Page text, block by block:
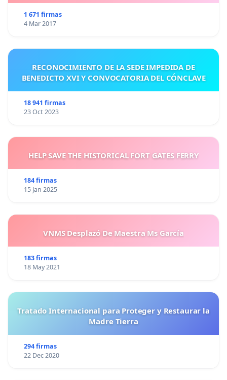
1 671 firmas
4 Mar 2017
RECONOCIMIENTO DE LA SEDE IMPEDIDA DE
BENEDICTO XVI Y CONVOCATORIA DEL CÓNCLAVE
18 941 firmas
23 Oct 2023
HELP SAVE THE HISTORICAL FORT GATES FERRY
184 firmas
15 Jan 2025
VNMS Desplazó De Maestra Ms García
183 firmas
18 May 2021
Tratado Internacional para Proteger y Restaurar la
Madre Tierra
294 firmas
22 Dec 2020